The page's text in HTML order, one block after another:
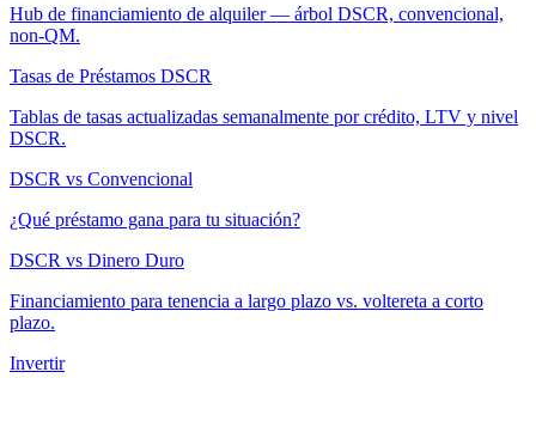
Hub de financiamiento de alquiler — árbol DSCR, convencional,
non-QM.
Tasas de Préstamos DSCR
Tablas de tasas actualizadas semanalmente por crédito, LTV y nivel
DSCR.
DSCR vs Convencional
¿Qué préstamo gana para tu situación?
DSCR vs Dinero Duro
Financiamiento para tenencia a largo plazo vs. voltereta a corto
plazo.
Invertir